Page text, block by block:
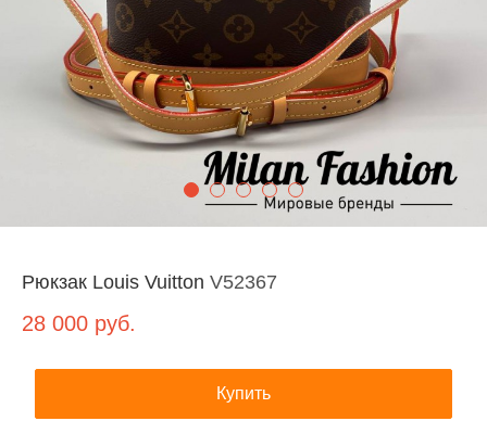
Рюкзак Louis Vuitton V52367
28 000 руб.
Купить